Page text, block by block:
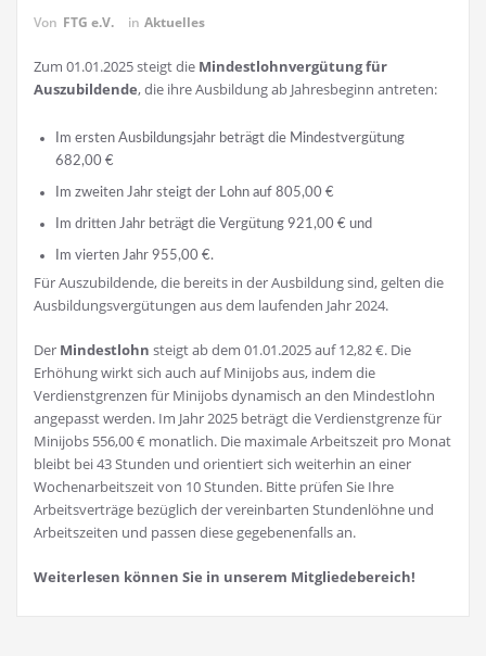
Von FTG e.V. in Aktuelles
Zum 01.01.2025 steigt die Mindestlohnvergütung für
Auszubildende, die ihre Ausbildung ab Jahresbeginn antreten:
Im ersten Ausbildungsjahr beträgt die Mindestvergütung
682,00 €
Im zweiten Jahr steigt der Lohn auf 805,00 €
Im dritten Jahr beträgt die Vergütung 921,00 € und
Im vierten Jahr 955,00 €.
Für Auszubildende, die bereits in der Ausbildung sind, gelten die
Ausbildungsvergütungen aus dem laufenden Jahr 2024.
Der Mindestlohn steigt ab dem 01.01.2025 auf 12,82 €. Die
Erhöhung wirkt sich auch auf Minijobs aus, indem die
Verdienstgrenzen für Minijobs dynamisch an den Mindestlohn
angepasst werden. Im Jahr 2025 beträgt die Verdienstgrenze für
Minijobs 556,00 € monatlich. Die maximale Arbeitszeit pro Monat
bleibt bei 43 Stunden und orientiert sich weiterhin an einer
Wochenarbeitszeit von 10 Stunden. Bitte prüfen Sie Ihre
Arbeitsverträge bezüglich der vereinbarten Stundenlöhne und
Arbeitszeiten und passen diese gegebenenfalls an.
Weiterlesen können Sie in unserem Mitgliedebereich!